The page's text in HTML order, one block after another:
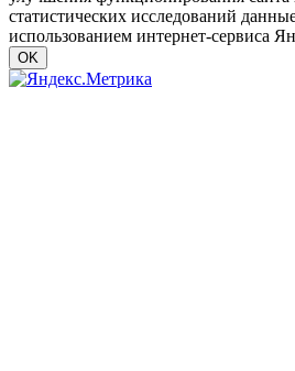
статистических исследований
использованием интернет-сервиса
OK